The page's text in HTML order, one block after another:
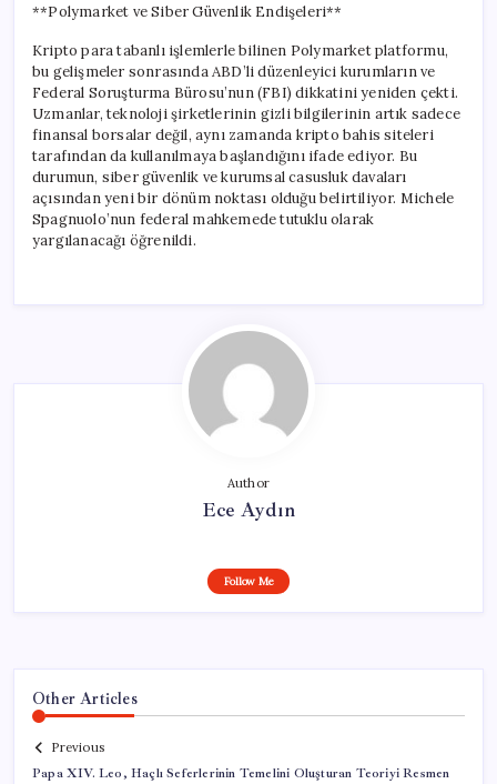
**Polymarket ve Siber Güvenlik Endişeleri**
Kripto para tabanlı işlemlerle bilinen Polymarket platformu,
bu gelişmeler sonrasında ABD’li düzenleyici kurumların ve
Federal Soruşturma Bürosu’nun (FBI) dikkatini yeniden çekti.
Uzmanlar, teknoloji şirketlerinin gizli bilgilerinin artık sadece
finansal borsalar değil, aynı zamanda kripto bahis siteleri
tarafından da kullanılmaya başlandığını ifade ediyor. Bu
durumun, siber güvenlik ve kurumsal casusluk davaları
açısından yeni bir dönüm noktası olduğu belirtiliyor. Michele
Spagnuolo’nun federal mahkemede tutuklu olarak
yargılanacağı öğrenildi.
Author
Ece Aydın
Follow Me
Other Articles
Previous
Papa XIV. Leo, Haçlı Seferlerinin Temelini Oluşturan Teoriyi Resmen